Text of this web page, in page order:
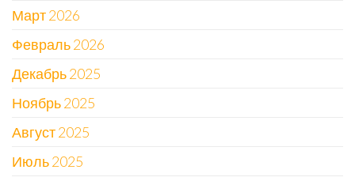
Март 2026
Февраль 2026
Декабрь 2025
Ноябрь 2025
Август 2025
Июль 2025